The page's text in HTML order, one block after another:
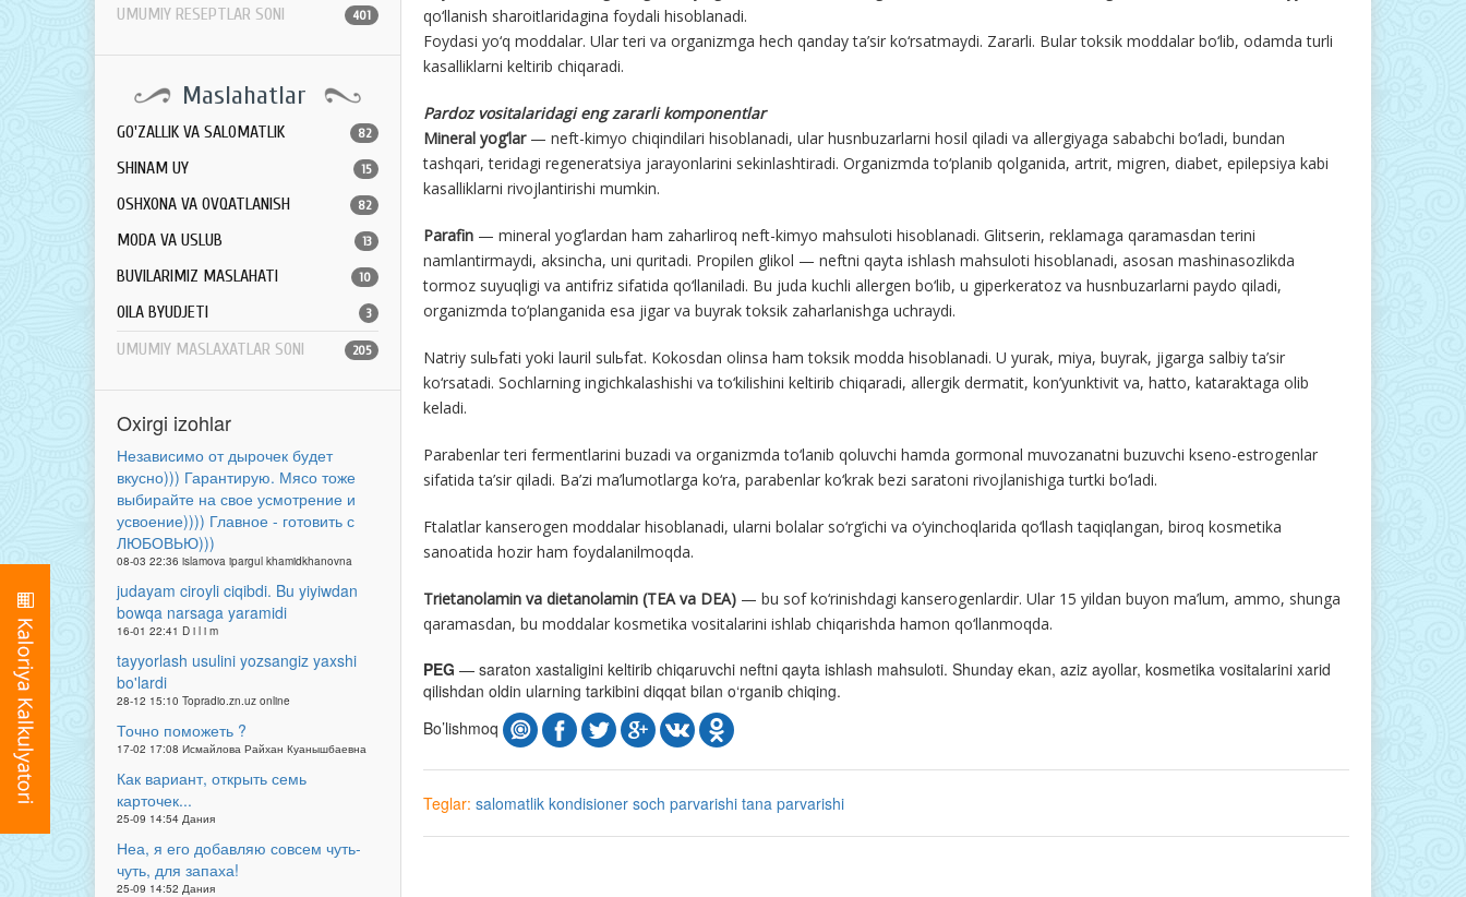
UMUMIY RESEPTLAR SONI 401
Maslahatlar
GO'ZALLIK VA SALOMATLIK 82
SHINAM UY 15
OSHXONA VA OVQATLANISH 82
MODA VA USLUB 13
BUVILARIMIZ MASLAHATI 10
OILA BYUDJETI 3
UMUMIY MASLAXATLAR SONI 205
Oxirgi izohlar
Независимо от дырочек будет
вкусно))) Гарантирую. Мясо тоже
выбирайте на свое усмотрение и
усвоение)))) Главное - готовить с
ЛЮБОВЬЮ)))
08-03 22:36 islamova ipargul khamidkhanovna
judayam ciroyli ciqibdi. Bu yiyiwdan
bowqa narsaga yaramidi
16-01 22:41 D i l i m
tayyorlash usulini yozsangiz yaxshi
bo'lardi
28-12 15:10 Topradio.zn.uz online
Точно поможеть ?
17-02 17:08 Исмайлова Райхан Куанышбаевна
Как вариант, открыть семь
карточек...
25-09 14:54 Дания
Неа, я его добавляю совсем чуть-
чуть, для запаха!
25-09 14:52 Дания
qo‘llanish sharoitlaridagina foydali hisoblanadi.
Foydasi yo‘q moddalar. Ular teri va organizmga hech qanday ta’sir ko‘rsatmaydi. Zararli. Bular toksik moddalar bo‘lib, odamda turli
kasalliklarni keltirib chiqaradi.
Pardoz vositalaridagi eng zararli komponentlar
Mineral yog‘lar— neft-kimyo chiqindilari hisoblanadi, ular husnbuzarlarni hosil qiladi va allergiyaga sababchi bo‘ladi, bundan
tashqari, teridagi regeneratsiya jarayonlarini sekinlashtiradi. Organizmda to‘planib qolganida, artrit, migren, diabet, epilepsiya kabi
kasalliklarni rivojlantirishi mumkin.
Parafin — mineral yog‘lardan ham zaharliroq neft-kimyo mahsuloti hisoblanadi. Glitserin, reklamaga qaramasdan terini
namlantirmaydi, aksincha, uni quritadi. Propilen glikol — neftni qayta ishlash mahsuloti hisoblanadi, asosan mashinasozlikda
tormoz suyuqligi va antifriz sifatida qo‘llaniladi. Bu juda kuchli allergen bo‘lib, u giperkeratoz va husnbuzarlarni paydo qiladi,
organizmda to‘planganida esa jigar va buyrak toksik zaharlanishga uchraydi.
Natriy sulьfati yoki lauril sulьfat. Kokosdan olinsa ham toksik modda hisoblanadi. U yurak, miya, buyrak, jigarga salbiy ta’sir
ko‘rsatadi. Sochlarning ingichkalashishi va to‘kilishini keltirib chiqaradi, allergik dermatit, kon’yunktivit va, hatto, kataraktaga olib
keladi.
Parabenlar teri fermentlarini buzadi va organizmda to‘lanib qoluvchi hamda gormonal muvozanatni buzuvchi kseno-estrogenlar
sifatida ta’sir qiladi. Ba’zi ma’lumotlarga ko‘ra, parabenlar ko‘krak bezi saratoni rivojlanishiga turtki bo‘ladi.
Ftalatlar kanserogen moddalar hisoblanadi, ularni bolalar so‘rg‘ichi va o‘yinchoqlarida qo‘llash taqiqlangan, biroq kosmetika
sanoatida hozir ham foydalanilmoqda.
Trietanolamin va dietanolamin (TEA va DEA) — bu sof ko‘rinishdagi kanserogenlardir. Ular 15 yildan buyon ma’lum, ammo, shunga
qaramasdan, bu moddalar kosmetika vositalarini ishlab chiqarishda hamon qo‘llanmoqda.
PEG — saraton xastaligini keltirib chiqaruvchi neftni qayta ishlash mahsuloti. Shunday ekan, aziz ayollar, kosmetika vositalarini xarid
qilishdan oldin ularning tarkibini diqqat bilan o‘rganib chiqing.
Bo’lishmoq
Teglar: salomatlik kondisioner soch parvarishi tana parvarishi